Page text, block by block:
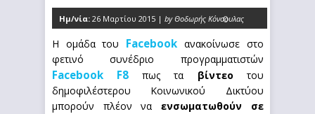
Ημ/νία: 26 Μαρτίου 2015 | by Θοδωρής Κόνσουλας
0
Η ομάδα του Facebook ανακοίνωσε στο
φετινό συνέδριο προγραμματιστών
Facebook F8 πως τα βίντεο του
δημοφιλέστερου Κοινωνικού Δικτύου
μπορούν πλέον ναενσωματωθούν σε